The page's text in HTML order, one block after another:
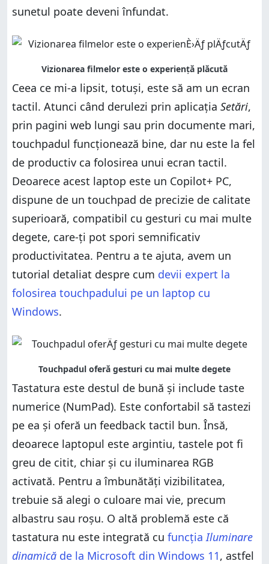
sunetul poate deveni înfundat.
Ceea ce mi-a lipsit, totuși, este să am un ecran
tactil. Atunci când derulezi prin aplicația Setări,
prin pagini web lungi sau prin documente mari,
touchpadul funcționează bine, dar nu este la fel
de productiv ca folosirea unui ecran tactil.
Deoarece acest laptop este un Copilot+ PC,
dispune de un touchpad de precizie de calitate
superioară, compatibil cu gesturi cu mai multe
degete, care-ți pot spori semnificativ
productivitatea. Pentru a te ajuta, avem un
tutorial detaliat despre cum devii expert la
folosirea touchpadului pe un laptop cu
Windows.
Tastatura este destul de bună și include taste
numerice (NumPad). Este confortabil să tastezi
pe ea și oferă un feedback tactil bun. Însă,
deoarece laptopul este argintiu, tastele pot fi
greu de citit, chiar și cu iluminarea RGB
activată. Pentru a îmbunătăți vizibilitatea,
trebuie să alegi o culoare mai vie, precum
albastru sau roșu. O altă problemă este că
tastatura nu este integrată cu funcțiaIluminare
dinamică de la Microsoft din Windows 11, astfel